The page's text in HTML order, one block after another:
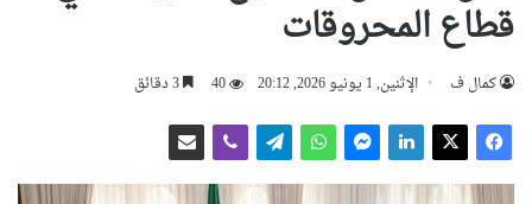
قطاع المحروقات
كمال ف الإثنين, 1 يونيو 2026, 20:12 40